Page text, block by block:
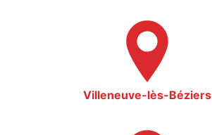
Villeneuve-lès-Béziers